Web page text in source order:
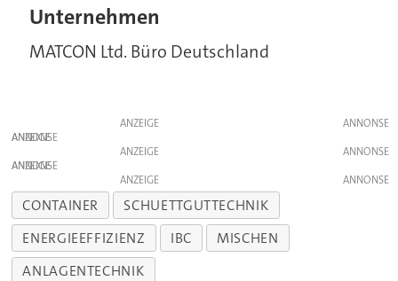
Unternehmen
MATCON Ltd. Büro Deutschland
ANZEIGE
ANZEIGE
ANZEIGE
ANZEIGE
ANZEIGE
CONTAINER
SCHUETTGUTTECHNIK
ENERGIEEFFIZIENZ
IBC
MISCHEN
ANLAGENTECHNIK